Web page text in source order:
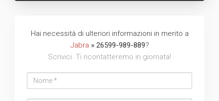
Hai necessità di ulteriori informazioni in merito a
Jabra » 26599-989-889?
Scrivici. Ti ricontatteremo in giornata!